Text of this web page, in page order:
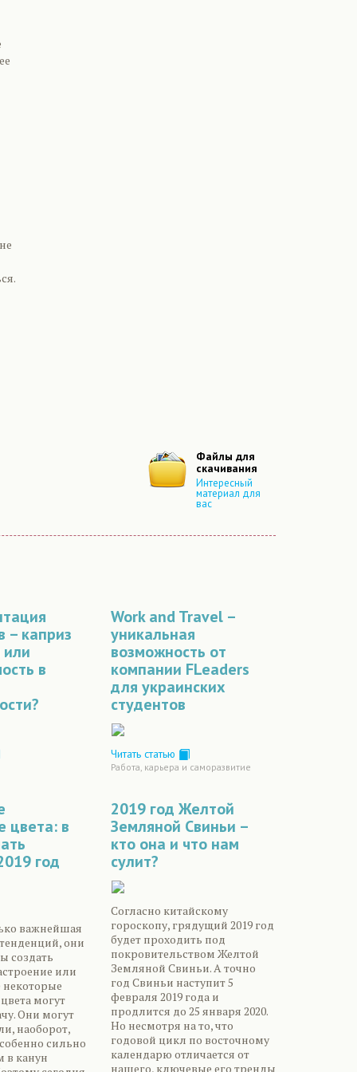
Файлы для
скачивания
Интересный
материал для
вас
– каприз
в
Work and Travel –
уникальная
возможность от
компании FLeaders
для украинских
студентов
Читать статью
Работа, карьера и саморазвитие
цвета: в
год
важнейшая
они
создать
или
могут
Они могут
наоборот,
сильно
в канун
2019 год Желтой
Земляной Свиньи –
кто она и что нам
сулит?
Согласно китайскому
гороскопу, грядущий 2019 год
будет проходить под
покровительством Желтой
Земляной Свиньи. А точно
год Свиньи наступит 5
февраля 2019 года и
продлится до 25 января 2020.
Но несмотря на то, что
годовой цикл по восточному
календарю отличается от
нашего, ключевые его тренды